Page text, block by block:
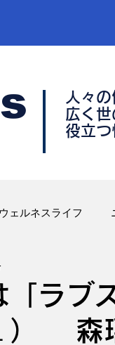
人々
広く
役立つ
ウェルネスライフ
ラブ
） 森